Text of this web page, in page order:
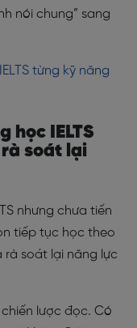
nói chung” sang
từng kỹ năng
học IELTS
soát lại
nhưng chưa tiến
tiếp tục học theo
rà soát lại năng lực
lược đọc. Có